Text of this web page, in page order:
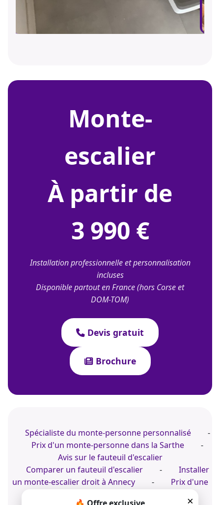
monte-
escalier
À partir de
3 990 €
Installation professionnelle et personnalisation
incluses
Disponible partout en France (hors Corse et
DOM-TOM)
Devis gratuit
Brochure
×
Spécialiste du monte-personne personnalisé
-
Prix d'un monte-personne dans la Sarthe
-
Avis sur le fauteuil d'escalier
Comparer un fauteuil d'escalier
-
Installer
un monte-escalier droit à Annecy
-
Prix d'une